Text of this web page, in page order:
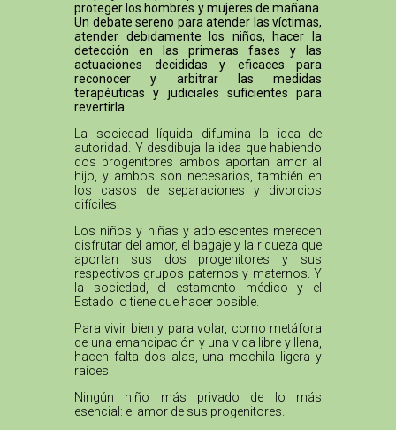
proteger los hombres y mujeres de mañana.
Un debate sereno para atender las víctimas,
atender debidamente los niños, hacer la
detección en las primeras fases y las
actuaciones decididas y eficaces para
reconocer y arbitrar las medidas
terapéuticas y judiciales suficientes para
revertirla.
La sociedad líquida difumina la idea de
autoridad. Y desdibuja la idea que habiendo
dos progenitores ambos aportan amor al
hijo, y ambos son necesarios, también en
los casos de separaciones y divorcios
difíciles.
Los niños y niñas y adolescentes merecen
disfrutar del amor, el bagaje y la riqueza que
aportan sus dos progenitores y sus
respectivos grupos paternos y maternos. Y
la sociedad, el estamento médico y el
Estado lo tiene que hacer posible.
Para vivir bien y para volar, como metáfora
de una emancipación y una vida libre y llena,
hacen falta dos alas, una mochila ligera y
raíces.
Ningún niño más privado de lo más
esencial: el amor de sus progenitores.